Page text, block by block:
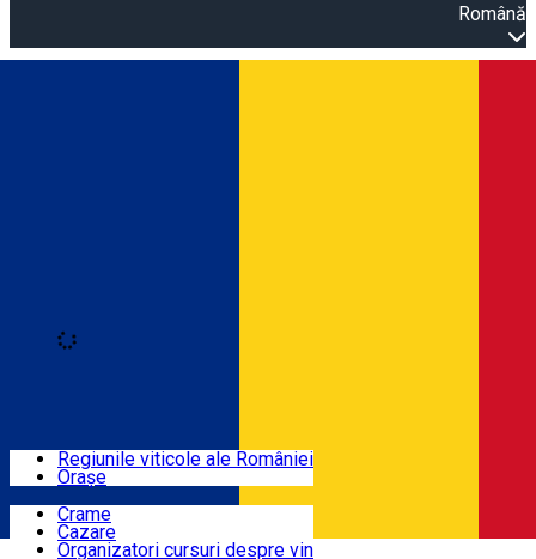
Română
Locuri cu vin
Rute
Regiunile viticole ale României
Orașe
Crame
Cazare
Organizatori cursuri despre vin